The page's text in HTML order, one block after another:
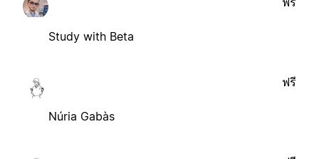
Study with Beta
Núria Gabàs
ฟรี